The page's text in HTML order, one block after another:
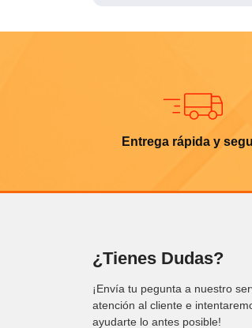
Entrega rápida y
¿Tienes Dudas?
¡Envía tu pegunta a nuestro
atención al cliente e
ayudarte lo antes posible!